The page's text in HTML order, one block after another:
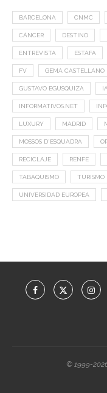
BARCELONA CNMC
CÁNCER DESTINO
ENTREVISTA ESTAFA
FV GEMA CASTELLANO
GUSTAVO EGUSQUIZA IA
INFORMATIVOS.NET
LUXURY MADRID
MOSSOS D'ESQUADRA
RECICLAJE RENFE
TABAQUISMO TURISMO
UNIVERSIDAD EUROPEA
© 1999-